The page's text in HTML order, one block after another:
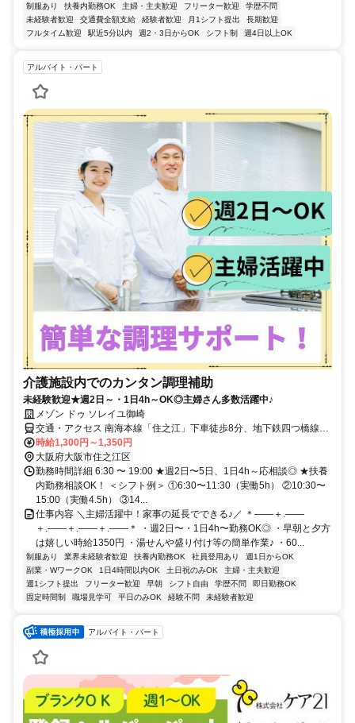
制服あり 扶養内勤務OK 主婦・主夫歓迎 フリーター歓迎
学歴不問
未経験者歓迎
交通費全額支給 経験者歓迎 月1シフト提出
長期歓迎
フルタイム歓迎
駅近5分以内 週2・3日からOK シフト制 週4日以上OK
アルバイト・パート
介護施設内でのカンタン調理補助
未経験歓迎★週2日～・1日4h～OK◎主婦さん多数活躍中♪
メゾン ドゥ ソレイユ御崎
交通・アクセス 南海本線「住之江」下車徒歩8分、地下鉄四つ橋線
「住之江公園」下車徒歩11分
時給1,300円～1,350円
大阪府大阪市住之江区
勤務時間詳細 6:30 〜 19:00 ★週2日〜5日、1日4h～応相談◎ ★扶養
内勤務相談OK！ ＜シフト例＞ ①6:30〜11:30（実働5h） ②10:30〜
15:00（実働4.5h） ③14...
仕事内容 ＼主婦活躍中！家事の延長でできる♪／ ＊――＋.――
＋.――＋.――＋.――＊ ・週2日〜・1日4h〜勤務OK◎ ・早朝と夕方
は嬉しい時給1350円 ・湯せんや盛り付け等の簡単作業♪ ・60...
制服あり 業界未経験者歓迎 扶養内勤務OK 社員登用あり
週1日からOK
副業・WワークOK
1日4時間以内OK 土日祝のみOK
主婦・主夫歓迎
週1シフト提出
フリーター歓迎 早朝 シフト自由 学歴不問
即日勤務OK
固定時間制
職場見学可 平日のみOK 経験不問 未経験者歓迎
アルバイト・パート